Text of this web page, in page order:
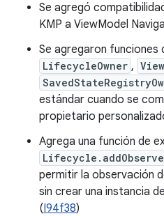
Se agregó
KMP a ViewModel
Se agregaron funciones
LifecycleOwner ,
estándar cuando se
propietario
Agrega una función de
permitir la observación
sin crear una instancia
(I94f38)